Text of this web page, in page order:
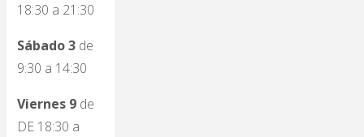
18:30 a 21:30
Sábado 3 de
9:30 a 14:30
Viernes 9 de
DE 18:30 a